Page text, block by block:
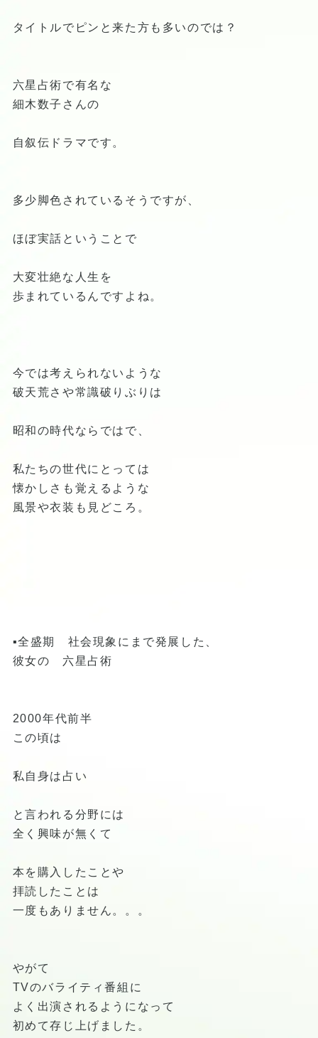
タイトルでピンと来た方も多いのでは？
六星占術で有名な
細木数子さんの
自叙伝ドラマです。
多少脚色されているそうですが、
ほぼ実話ということで
大変壮絶な人生を
歩まれているんですよね。
今では考えられないような
破天荒さや常識破りぶりは
昭和の時代ならではで、
私たちの世代にとっては
懐かしさも覚えるような
風景や衣装も見どころ。
▪️全盛期 社会現象にまで発展した、
彼女の 六星占術
2000年代前半
この頃は
私自身は占い
と言われる分野には
全く興味が無くて
本を購入したことや
拝読したことは
一度もありません。。。
やがて
TVのバライティ番組に
よく出演されるようになって
初めて存じ上げました。